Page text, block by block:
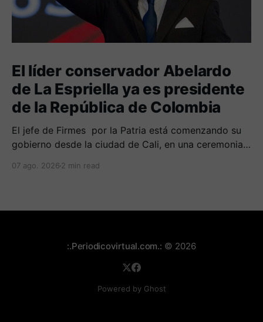
El líder conservador Abelardo
de La Espriella ya es presidente
de la República de Colombia
El jefe de Firmes por la Patria está comenzando su
gobierno desde la ciudad de Cali, en una ceremonia
gobiernos conservadores.
07 ago. 2026 2 min read
:.Periodicovirtual.com.: © 2026
Powered by Ghost